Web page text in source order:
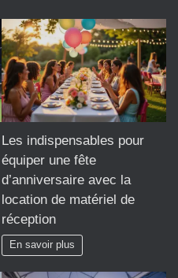
Les indispensables pour
équiper une fête
d’anniversaire avec la
location de matériel de
réception
En savoir plus